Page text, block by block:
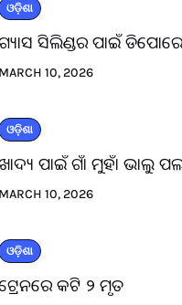
ଓଡ଼ିଶା
ସିଲିଣ୍ଡର ପାଇଁ
MARCH 10, 2026
ଓଡ଼ିଶା
ପାଇଁ ଗାଁ ମୁହାଁ ଭାଲୁ
MARCH 10, 2026
ଓଡ଼ିଶା
କଟି ୨ ମୃତ